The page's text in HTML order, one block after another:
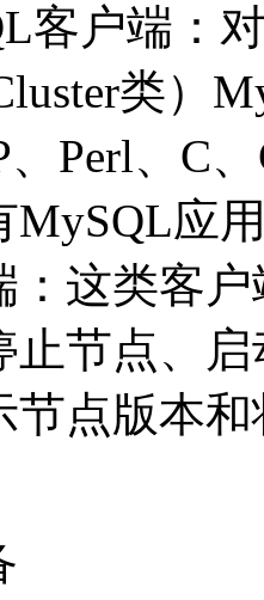
客户端：
类）
Perl、C
MySQL应
：这类客
止节点、
节点版本